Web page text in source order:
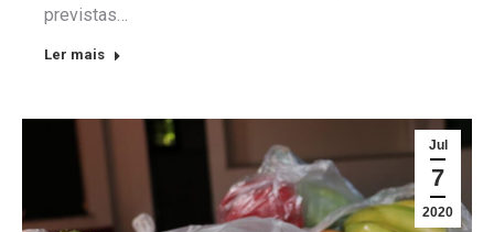
previstas…
Ler mais
Jul
7
2020